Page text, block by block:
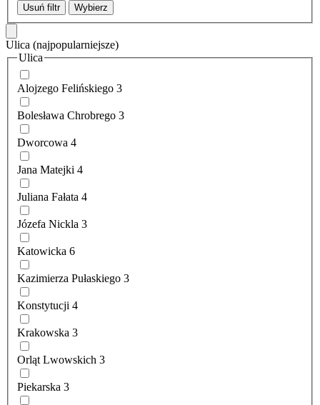
Usuń filtr Wybierz
Ulica (najpopularniejsze)
Ulica
Alojzego Felińskiego 3
Bolesława Chrobrego 3
Dworcowa 4
Jana Matejki 4
Juliana Fałata 4
Józefa Nickla 3
Katowicka 6
Kazimierza Pułaskiego 3
Konstytucji 4
Krakowska 3
Orląt Lwowskich 3
Piekarska 3